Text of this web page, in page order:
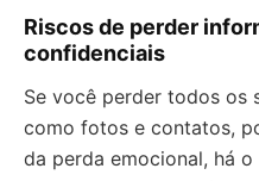
Riscos de perder
confidenciais
Se você perder todos os
como fotos e contatos,
da perda emocional, há